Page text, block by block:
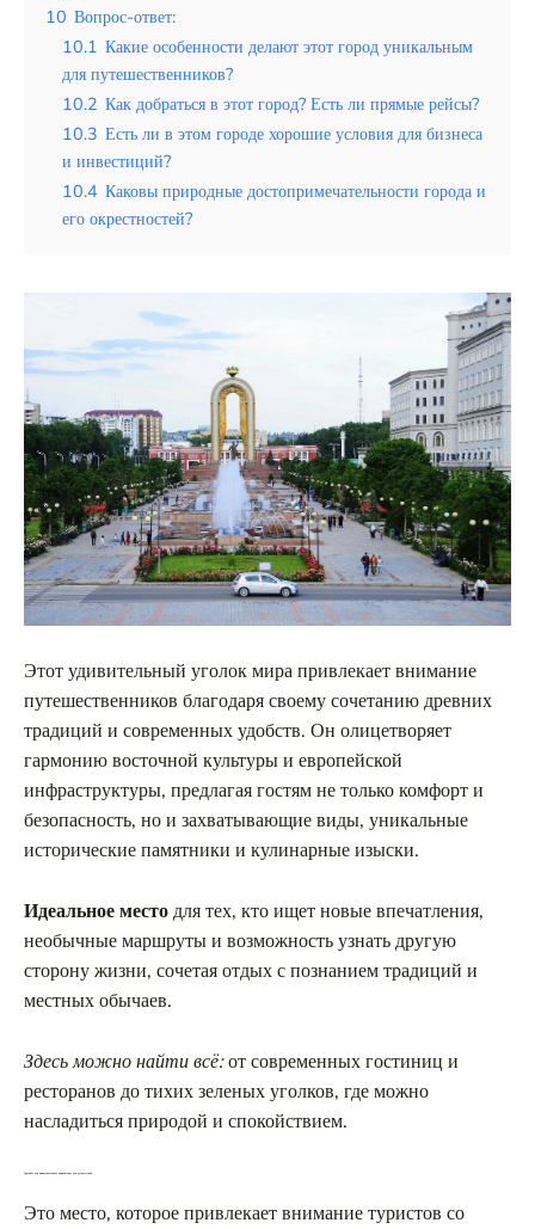
10 Вопрос-ответ:
10.1 Какие особенности делают этот город уникальным
для путешественников?
10.2 Как добраться в этот город? Есть ли прямые рейсы?
10.3 Есть ли в этом городе хорошие условия для бизнеса
и инвестиций?
10.4 Каковы природные достопримечательности города и
его окрестностей?
Этот удивительный уголок мира привлекает внимание
путешественников благодаря своему сочетанию древних
традиций и современных удобств. Он олицетворяет
гармонию восточной культуры и европейской
инфраструктуры, предлагая гостям не только комфорт и
безопасность, но и захватывающие виды, уникальные
исторические памятники и кулинарные изыски.
Идеальное местодля тех, кто ищет новые впечатления,
необычные маршруты и возможность узнать другую
сторону жизни, сочетая отдых с познанием традиций и
местных обычаев.
Здесь можно найти всё:от современных гостиниц и
ресторанов до тихих зеленых уголков, где можно
насладиться природой и спокойствием.
Душанбе как привлекательное направление для путешествий
Это место, которое привлекает внимание туристов со